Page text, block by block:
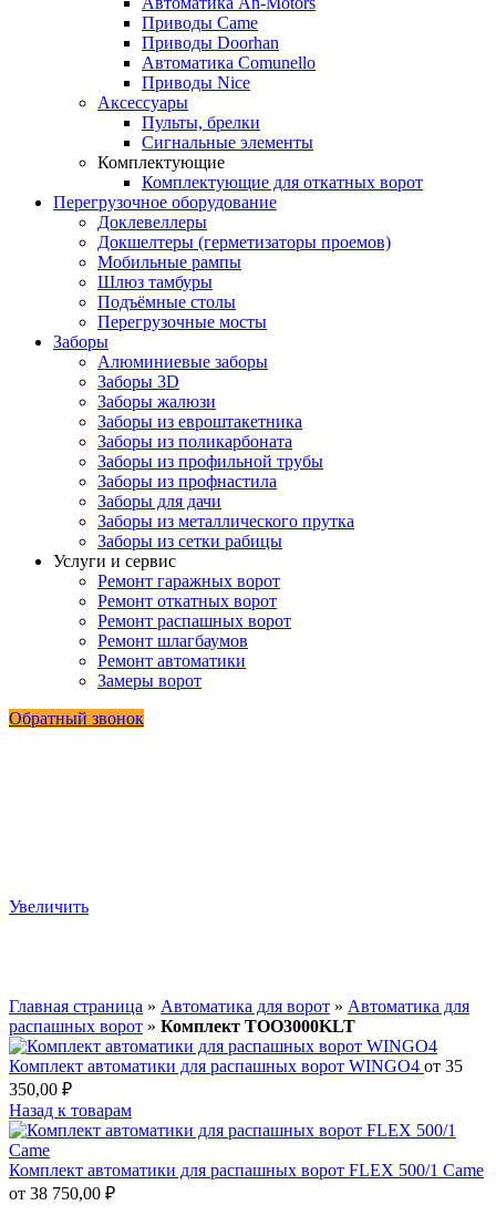
Приводы Came
Приводы Doorhan
Автоматика Comunello
Приводы Nice
Аксессуары
Пульты, брелки
Сигнальные элементы
Комплектующие
Комплектующие для откатных ворот
Перегрузочное оборудование
Доклевеллеры
Докшелтеры (герметизаторы проемов)
Мобильные рампы
Шлюз тамбуры
Подъёмные столы
Перегрузочные мосты
Заборы
Алюминиевые заборы
Заборы 3D
Заборы жалюзи
Заборы из евроштакетника
Заборы из поликарбоната
Заборы из профильной трубы
Заборы из профнастила
Заборы для дачи
Заборы из металлического прутка
Заборы из сетки рабицы
Услуги и сервис
Ремонт гаражных ворот
Ремонт откатных ворот
Ремонт распашных ворот
Ремонт шлагбаумов
Ремонт автоматики
Замеры ворот
Обратный звонок
Увеличить
Главная страница » Автоматика для ворот » Автоматика для
распашных ворот » Комплект TOO3000KLT
Комплект автоматики для распашных ворот WINGO4 от 35
350,00 ₽
Назад к товарам
Комплект автоматики для распашных ворот FLEX 500/1 Came
от 38 750,00 ₽